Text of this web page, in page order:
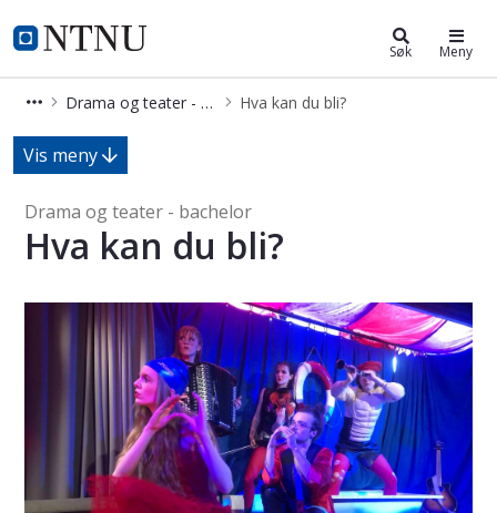
NTNU Hjemmeside
Drama og teater - bachelor Søk Meny
Drama og teater - bachelor Hva kan du bli?
Hva kan du bli? - Drama og teater -
Vis meny
Drama og teater - bachelor
Hva kan du bli?